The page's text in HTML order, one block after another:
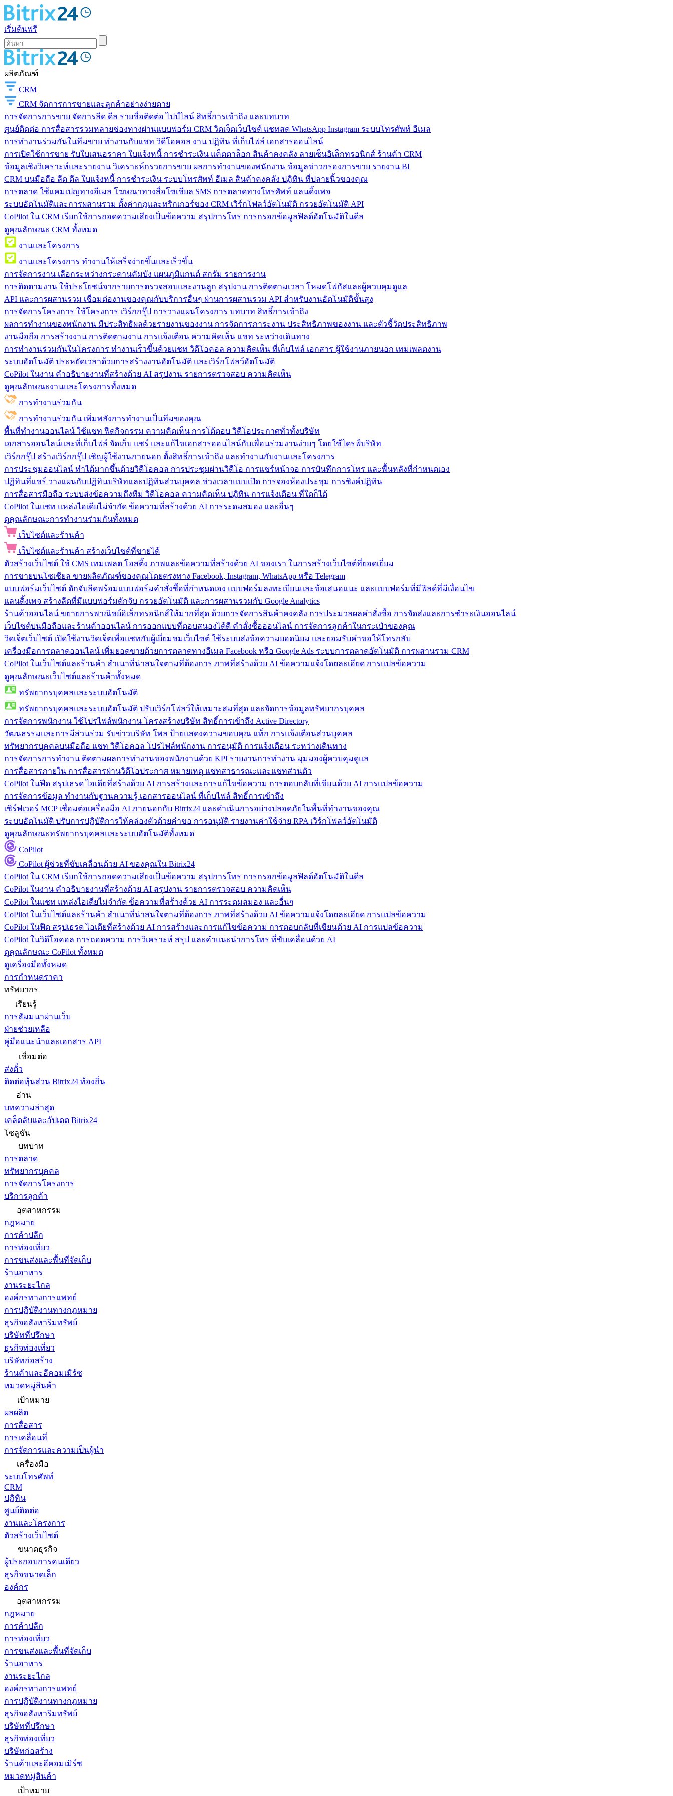
เริ่มต้นฟรี
ผลิตภัณฑ์
CRM
CRM จัดการการขายและลูกค้าอย่างง่ายดาย
การจัดการการขาย จัดการลีด ดีล รายชื่อติดต่อ ไปป์ไลน์ สิทธิ์การเข้าถึง และบทบาท
ศูนย์ติดต่อ การสื่อสารรวมหลายช่องทางผ่านแบบฟอร์ม CRM วิดเจ็ตเว็บไซต์ แชทสด WhatsApp Instagram ระบบโทรศัพท์ อีเมล
การทำงานร่วมกันในทีมขาย ทำงานกับแชท วิดีโอคอล งาน ปฏิทิน ที่เก็บไฟล์ เอกสารออนไลน์
การเปิดใช้การขาย รับใบเสนอราคา ใบแจ้งหนี้ การชำระเงิน แค็ตตาล็อก สินค้าคงคลัง ลายเซ็นอิเล็กทรอนิกส์ ร้านค้า CRM
ข้อมูลเชิงวิเคราะห์และรายงาน วิเคราะห์กรวยการขาย ผลการทำงานของพนักงาน ข้อมูลข่าวกรองการขาย รายงาน BI
CRM บนมือถือ ลีด ดีล ใบแจ้งหนี้ การชำระเงิน ระบบโทรศัพท์ อีเมล สินค้าคงคลัง ปฏิทิน ที่ปลายนิ้วของคุณ
การตลาด ใช้แคมเปญทางอีเมล โฆษณาทางสื่อโซเชียล SMS การตลาดทางโทรศัพท์ แลนดิ้งเพจ
ระบบอัตโนมัติและการผสานรวม ตั้งค่ากฎและทริกเกอร์ของ CRM เวิร์กโฟลว์อัตโนมัติ กรวยอัตโนมัติ API
CoPilot ใน CRM เรียกใช้การถอดความเสียงเป็นข้อความ สรุปการโทร การกรอกข้อมูลฟิลด์อัตโนมัติในดีล
ดูคุณลักษณะ CRM ทั้งหมด
งานและโครงการ
งานและโครงการ ทำงานให้เสร็จง่ายขึ้นและเร็วขึ้น
การจัดการงาน เลือกระหว่างกระดานคัมบัง แผนภูมิแกนต์ สกรัม รายการงาน
การติดตามงาน ใช้ประโยชน์จากรายการตรวจสอบและงานลูก สรุปงาน การติดตามเวลา โหมดโฟกัสและผู้ควบคุมดูแล
API และการผสานรวม เชื่อมต่องานของคุณกับบริการอื่นๆ ผ่านการผสานรวม API สำหรับงานอัตโนมัติขั้นสูง
การจัดการโครงการ ใช้โครงการ เวิร์กกรุ๊ป การวางแผนโครงการ บทบาท สิทธิ์การเข้าถึง
ผลการทำงานของพนักงาน มีประสิทธิผลด้วยรายงานของงาน การจัดการภาระงาน ประสิทธิภาพของงาน และตัวชี้วัดประสิทธิภาพ
งานมือถือ การสร้างงาน การติดตามงาน การแจ้งเตือน ความคิดเห็น แชท ระหว่างเดินทาง
การทำงานร่วมกันในโครงการ ทํางานเร็วขึ้นด้วยแชท วิดีโอคอล ความคิดเห็น ที่เก็บไฟล์ เอกสาร ผู้ใช้งานภายนอก เทมเพลตงาน
ระบบอัตโนมัติ ประหยัดเวลาด้วยการสร้างงานอัตโนมัติ และเวิร์กโฟลว์อัตโนมัติ
CoPilot ในงาน คำอธิบายงานที่สร้างด้วย AI สรุปงาน รายการตรวจสอบ ความคิดเห็น
ดูคุณลักษณะงานและโครงการทั้งหมด
การทำงานร่วมกัน
การทำงานร่วมกัน เพิ่มพลังการทำงานเป็นทีมของคุณ
พื้นที่ทำงานออนไลน์ ใช้แชท ฟีดกิจกรรม ความคิดเห็น การโต้ตอบ วิดีโอประกาศทั่วทั้งบริษัท
เอกสารออนไลน์และที่เก็บไฟล์ จัดเก็บ แชร์ และแก้ไขเอกสารออนไลน์กับเพื่อนร่วมงานง่ายๆ โดยใช้ไดรฟ์บริษัท
เวิร์กกรุ๊ป สร้างเวิร์กกรุ๊ป เชิญผู้ใช้งานภายนอก ตั้งสิทธิ์การเข้าถึง และทำงานกับงานและโครงการ
การประชุมออนไลน์ ทำได้มากขึ้นด้วยวิดีโอคอล การประชุมผ่านวิดีโอ การแชร์หน้าจอ การบันทึกการโทร และพื้นหลังที่กำหนดเอง
ปฏิทินที่แชร์ วางแผนกับปฏิทินบริษัทและปฏิทินส่วนบุคคล ช่วงเวลาแบบเปิด การจองห้องประชุม การซิงค์ปฏิทิน
การสื่อสารมือถือ ระบบส่งข้อความถึงทีม วิดีโอคอล ความคิดเห็น ปฏิทิน การแจ้งเตือน ที่ใดก็ได้
CoPilot ในแชท แหล่งไอเดียไม่จำกัด ข้อความที่สร้างด้วย AI การระดมสมอง และอื่นๆ
ดูคุณลักษณะการทำงานร่วมกันทั้งหมด
เว็บไซต์และร้านค้า
เว็บไซต์และร้านค้า สร้างเว็บไซต์ที่ขายได้
ตัวสร้างเว็บไซต์ ใช้ CMS เทมเพลต โฮสติ้ง ภาพและข้อความที่สร้างด้วย AI ของเรา ในการสร้างเว็บไซต์ที่ยอดเยี่ยม
การขายบนโซเชียล ขายผลิตภัณฑ์ของคุณโดยตรงทาง Facebook, Instagram, WhatsApp หรือ Telegram
แบบฟอร์มเว็บไซต์ ดักจับลีดพร้อมแบบฟอร์มคำสั่งซื้อที่กำหนดเอง แบบฟอร์มลงทะเบียนและข้อเสนอแนะ และแบบฟอร์มที่มีฟิลด์ที่มีเงื่อนไข
แลนดิ้งเพจ สร้างลีดที่มีแบบฟอร์มดักจับ กรวยอัตโนมัติ และการผสานรวมกับ Google Analytics
ร้านค้าออนไลน์ ขยายการพาณิชย์อิเล็กทรอนิกส์ให้มากที่สุด ด้วยการจัดการสินค้าคงคลัง การประมวลผลคำสั่งซื้อ การจัดส่งและการชำระเงินออนไลน์
เว็บไซต์บนมือถือและร้านค้าออนไลน์ การออกแบบที่ตอบสนองได้ดี คำสั่งซื้อออนไลน์ การจัดการลูกค้าในกระเป๋าของคุณ
วิดเจ็ตเว็บไซต์ เปิดใช้งานวิดเจ็ตเพื่อแชทกับผู้เยี่ยมชมเว็บไซต์ ใช้ระบบส่งข้อความยอดนิยม และยอมรับคำขอให้โทรกลับ
เครื่องมือการตลาดออนไลน์ เพิ่มยอดขายด้วยการตลาดทางอีเมล Facebook หรือ Google Ads ระบบการตลาดอัตโนมัติ การผสานรวม CRM
CoPilot ในเว็บไซต์และร้านค้า สำเนาที่น่าสนใจตามที่ต้องการ ภาพที่สร้างด้วย AI ข้อความแจ้งโดยละเอียด การแปลข้อความ
ดูคุณลักษณะเว็บไซต์และร้านค้าทั้งหมด
ทรัพยากรบุคคลและระบบอัตโนมัติ
ทรัพยากรบุคคลและระบบอัตโนมัติ ปรับเวิร์กโฟลว์ให้เหมาะสมที่สุด และจัดการข้อมูลทรัพยากรบุคคล
การจัดการพนักงาน ใช้โปรไฟล์พนักงาน โครงสร้างบริษัท สิทธิ์การเข้าถึง Active Directory
วัฒนธรรมและการมีส่วนร่วม รับข่าวบริษัท โพล ป้ายแสดงความขอบคุณ แท็ก การแจ้งเตือนส่วนบุคคล
ทรัพยากรบุคคลบนมือถือ แชท วิดีโอคอล โปรไฟล์พนักงาน การอนุมัติ การแจ้งเตือน ระหว่างเดินทาง
การจัดการการทำงาน ติดตามผลการทำงานของพนักงานด้วย KPI รายงานการทำงาน มุมมองผู้ควบคุมดูแล
การสื่อสารภายใน การสื่อสารผ่านวิดีโอประกาศ หมายเหตุ แชทสาธารณะและแชทส่วนตัว
CoPilot ในฟีด สรุปเธรด ไอเดียที่สร้างด้วย AI การสร้างและการแก้ไขข้อความ การตอบกลับที่เขียนด้วย AI การแปลข้อความ
การจัดการข้อมูล ทำงานกับฐานความรู้ เอกสารออนไลน์ ที่เก็บไฟล์ สิทธิ์การเข้าถึง
เซิร์ฟเวอร์ MCP เชื่อมต่อเครื่องมือ AI ภายนอกกับ Bitrix24 และดำเนินการอย่างปลอดภัยในพื้นที่ทำงานของคุณ
ระบบอัตโนมัติ ปรับการปฏิบัติการให้คล่องตัวด้วยคำขอ การอนุมัติ รายงานค่าใช้จ่าย RPA เวิร์กโฟลว์อัตโนมัติ
ดูคุณลักษณะทรัพยากรบุคคลและระบบอัตโนมัติทั้งหมด
CoPilot
CoPilot ผู้ช่วยที่ขับเคลื่อนด้วย AI ของคุณใน Bitrix24
CoPilot ใน CRM เรียกใช้การถอดความเสียงเป็นข้อความ สรุปการโทร การกรอกข้อมูลฟิลด์อัตโนมัติในดีล
CoPilot ในงาน คำอธิบายงานที่สร้างด้วย AI สรุปงาน รายการตรวจสอบ ความคิดเห็น
CoPilot ในแชท แหล่งไอเดียไม่จำกัด ข้อความที่สร้างด้วย AI การระดมสมอง และอื่นๆ
CoPilot ในเว็บไซต์และร้านค้า สำเนาที่น่าสนใจตามที่ต้องการ ภาพที่สร้างด้วย AI ข้อความแจ้งโดยละเอียด การแปลข้อความ
CoPilot ในฟีด สรุปเธรด ไอเดียที่สร้างด้วย AI การสร้างและการแก้ไขข้อความ การตอบกลับที่เขียนด้วย AI การแปลข้อความ
CoPilot ในวิดีโอคอล การถอดความ การวิเคราะห์ สรุป และคำแนะนำการโทร ที่ขับเคลื่อนด้วย AI
ดูคุณลักษณะ CoPilot ทั้งหมด
ดูเครื่องมือทั้งหมด
การกำหนดราคา
ทรัพยากร
เรียนรู้
การสัมมนาผ่านเว็บ
ฝ่ายช่วยเหลือ
คู่มือแนะนำและเอกสาร API
เชื่อมต่อ
ส่งตั๋ว
ติดต่อหุ้นส่วน Bitrix24 ท้องถิ่น
อ่าน
บทความล่าสุด
เคล็ดลับและอัปเดต Bitrix24
โซลูชัน
บทบาท
การตลาด
ทรัพยากรบุคคล
การจัดการโครงการ
บริการลูกค้า
อุตสาหกรรม
กฎหมาย
การค้าปลีก
การท่องเที่ยว
การขนส่งและพื้นที่จัดเก็บ
ร้านอาหาร
งานระยะไกล
องค์กรทางการแพทย์
การปฏิบัติงานทางกฎหมาย
ธุรกิจอสังหาริมทรัพย์
บริษัทที่ปรึกษา
ธุรกิจท่องเที่ยว
บริษัทก่อสร้าง
ร้านค้าและอีคอมเมิร์ซ
หมวดหมู่สินค้า
เป้าหมาย
ผลผลิต
การสื่อสาร
การเคลื่อนที่
การจัดการและความเป็นผู้นำ
เครื่องมือ
ระบบโทรศัพท์
CRM
ปฏิทิน
ศูนย์ติดต่อ
งานและโครงการ
ตัวสร้างเว็บไซต์
ขนาดธุรกิจ
ผู้ประกอบการคนเดียว
ธุรกิจขนาดเล็ก
องค์กร
อุตสาหกรรม
กฎหมาย
การค้าปลีก
การท่องเที่ยว
การขนส่งและพื้นที่จัดเก็บ
ร้านอาหาร
งานระยะไกล
องค์กรทางการแพทย์
การปฏิบัติงานทางกฎหมาย
ธุรกิจอสังหาริมทรัพย์
บริษัทที่ปรึกษา
ธุรกิจท่องเที่ยว
บริษัทก่อสร้าง
ร้านค้าและอีคอมเมิร์ซ
หมวดหมู่สินค้า
เป้าหมาย